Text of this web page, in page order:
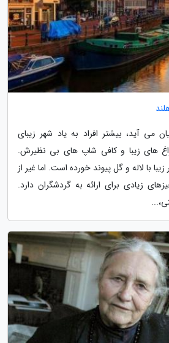
می آید، بیشتر افراد به یاد شهر زیبای
های زیبا و کافی شاپ های بی نظیرش.
با لاله و گل پیوند خورده است. اما غیر از
زیادی برای ارائه به گردشگران دارد.